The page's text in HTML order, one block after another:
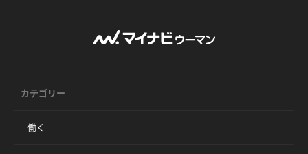
カテゴリー
働く